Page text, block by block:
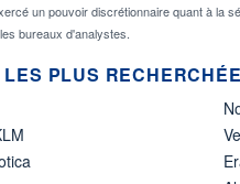
un pouvoir discrétionnaire quant à la
bureaux d'analystes.
PLUS